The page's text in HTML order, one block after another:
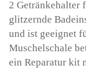
2 Getränkehalter
glitzernde
und ist geeignet
Muschelschale
ein Reparatur kit